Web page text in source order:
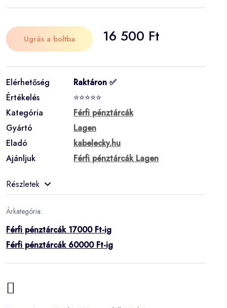
Ugrás a boltba 16 500 Ft
Elérhetőség
Raktáron ✅
Értékelés
⭐⭐⭐⭐⭐
Kategória
Férfi pénztárcák
Gyártó
Lagen
Eladó
kabelecky.hu
Ajánljuk
Férfi pénztárcák Lagen
Részletek
Árkategória:
Férfi pénztárcák 17000 Ft-ig
Férfi pénztárcák 60000 Ft-ig